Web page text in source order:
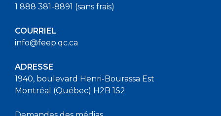
1 888 381-8891 (sans frais)
COURRIEL
info@feep.qc.ca
ADRESSE
1940, boulevard Henri-Bourassa Est
Montréal (Québec) H2B 1S2